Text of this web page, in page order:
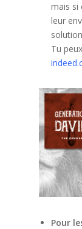
mais si
leur
Tu
Pour